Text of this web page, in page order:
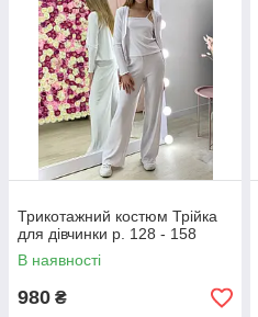
Трикотажний костюм Трійка
для дівчинки р. 128 - 158
В наявності
980 ₴